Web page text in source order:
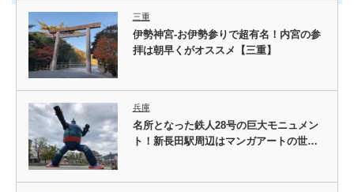
三重
伊勢神宮-お伊勢参りで超有名！内宮の参
拝は朝早くがオススメ【三重】
兵庫
名所となった鉄人28号の巨大モニュメン
ト！新長田駅周辺はマンガアートの世…